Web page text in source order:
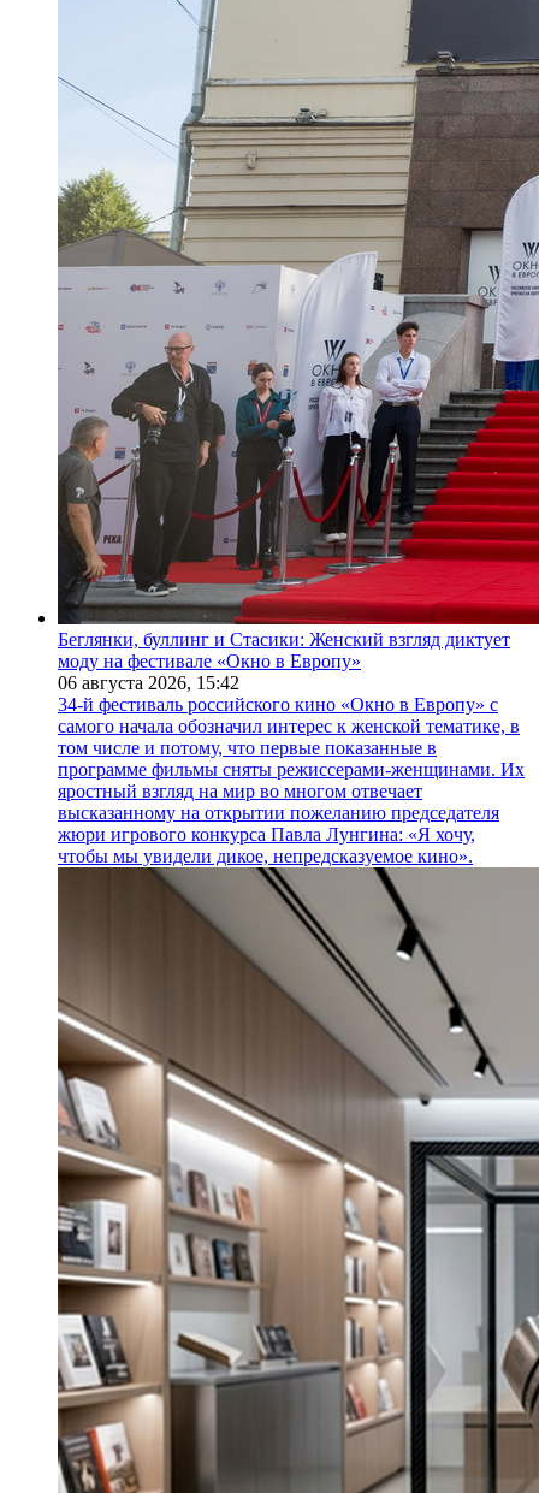
Беглянки, буллинг и Стасики: Женский взгляд диктует
моду на фестивале «Окно в Европу»
06 августа 2026, 15:42
34-й фестиваль российского кино «Окно в Европу» с
самого начала обозначил интерес к женской тематике, в
том числе и потому, что первые показанные в
программе фильмы сняты режиссерами-женщинами. Их
яростный взгляд на мир во многом отвечает
высказанному на открытии пожеланию председателя
жюри игрового конкурса Павла Лунгина: «Я хочу,
чтобы мы увидели дикое, непредсказуемое кино».